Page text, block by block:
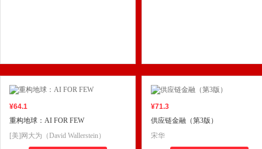
¥64.1
重构地球：AI FOR FEW
[美]网大为（David Wallerstein）
¥71.3
供应链金融（第3版）
宋华